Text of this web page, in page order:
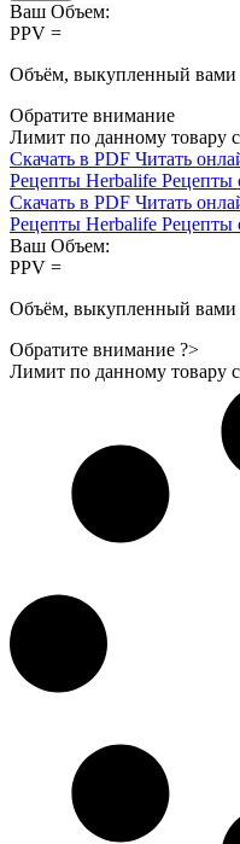
Ваш Объем:
PPV =
Объём, выкупленный вами
Обратите внимание
Лимит по данному товару
Скачать в PDF Читать
Рецепты Herbalife Рецепты
Скачать в PDF Читать
Рецепты Herbalife Рецепты
Ваш Объем:
PPV =
Объём, выкупленный вами
Обратите внимание ?>
Лимит по данному товару